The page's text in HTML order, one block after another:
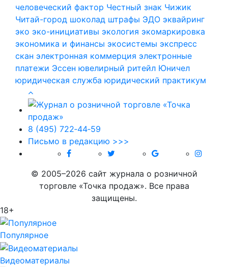
человеческий фактор Честный знак Чижик
Читай-город шоколад штрафы ЭДО эквайринг
эко эко-инициативы экология экомаркировка
экономика и финансы экосистемы экспресс
скан электронная коммерция электронные
платежи Эссен ювелирный ритейл Юничел
юридическая служба юридический практикум
8 (495) 722‑44‑59
Письмо в редакцию >>>
© 2005–2026 сайт журнала о розничной
торговле «Точка продаж». Все права
защищены.
18+
Популярное
Видеоматериалы